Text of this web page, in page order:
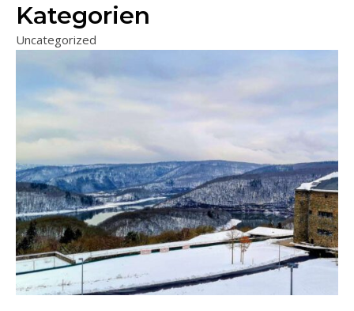
Kategorien
Uncategorized